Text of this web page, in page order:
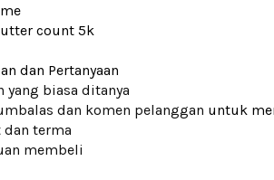
count 5k
dan Pertanyaan
yang biasa ditanya
dan komen pelanggan untuk
dan terma
membeli